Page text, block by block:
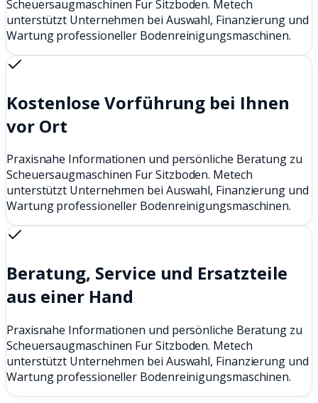
Scheuersaugmaschinen Fur Sitzboden. Metech
unterstützt Unternehmen bei Auswahl, Finanzierung und
Wartung professioneller Bodenreinigungsmaschinen.
Kostenlose Vorführung bei Ihnen
vor Ort
Praxisnahe Informationen und persönliche Beratung zu
Scheuersaugmaschinen Fur Sitzboden. Metech
unterstützt Unternehmen bei Auswahl, Finanzierung und
Wartung professioneller Bodenreinigungsmaschinen.
Beratung, Service und Ersatzteile
aus einer Hand
Praxisnahe Informationen und persönliche Beratung zu
Scheuersaugmaschinen Fur Sitzboden. Metech
unterstützt Unternehmen bei Auswahl, Finanzierung und
Wartung professioneller Bodenreinigungsmaschinen.